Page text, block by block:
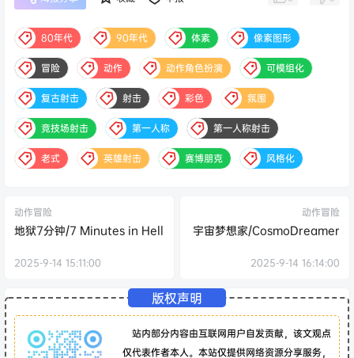
80年代 90年代 体素 像素图形
冒险 动作 动作角色扮演 可模组化
复古射击 射击 彩色 氛围
竞技场射击 第一人称 第一人称射击
老式 英雄射击 赛博朋克 风格化
动作冒险
地狱7分钟/7 Minutes in Hell
2025-9-14 15:11:00
动作冒险
宇宙梦想家/CosmoDreamer
2025-9-14 16:14:00
版权声明
站内部分内容由互联网用户自发贡献，该文观点
仅代表作者本人。本站仅提供网络资源分享服务，